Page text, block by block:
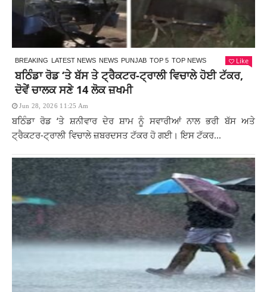
BREAKING LATEST NEWS NEWS PUNJAB TOP 5 TOP NEWS Like
ਬਠਿੰਡਾ ਰੋਡ ‘ਤੇ ਬੱਸ ਤੇ ਟ੍ਰੈਕਟਰ-ਟ੍ਰਾਲੀ ਵਿਚਾਲੇ ਹੋਈ ਟੱਕਰ,
ਦੋਵੇਂ ਚਾਲਕ ਸਣੇ 14 ਲੋਕ ਜ਼ਖਮੀ
Jun 28, 2026 11:25 Am
ਬਠਿੰਡਾ ਰੋਡ ‘ਤੇ ਸ਼ਨੀਵਾਰ ਦੇਰ ਸ਼ਾਮ ਨੂੰ ਸਵਾਰੀਆਂ ਨਾਲ ਭਰੀ ਬੱਸ ਅਤੇ
ਟ੍ਰੈਕਟਰ-ਟ੍ਰਾਲੀ ਵਿਚਾਲੇ ਜ਼ਬਰਦਸਤ ਟੱਕਰ ਹੋ ਗਈ। ਇਸ ਟੱਕਰ...